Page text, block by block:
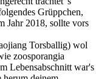
Grüppchen,
Jahr 2018, sollte vors
Torsballig) wol
zoosporangia
Lebensabschnitt war's